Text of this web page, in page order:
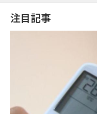
注目記事